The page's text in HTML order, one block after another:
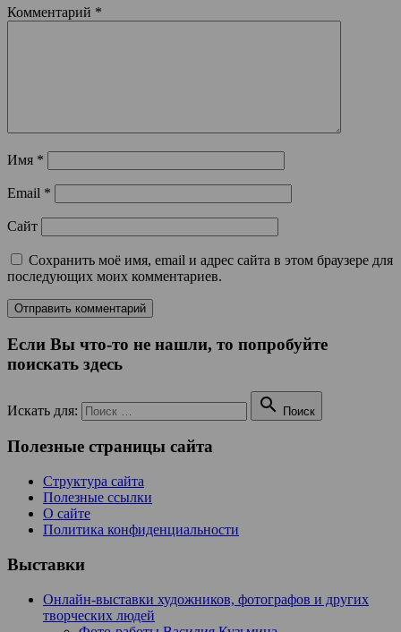
Комментарий *
Имя *
Email *
Сайт
Сохранить моё имя, email и адрес сайта в этом браузере для
последующих моих комментариев.
Если Вы что-то не нашли, то попробуйте
поискать здесь
Искать для:  Поиск
Полезные страницы сайта
Структура сайта
Полезные ссылки
О сайте
Политика конфиденциальности
Выставки
Онлайн-выставки художников, фотографов и других
творческих людей